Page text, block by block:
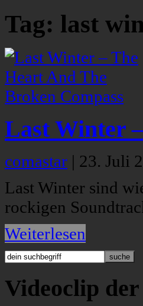
Tag: last
Last Winter
comastar | 23. Juli
Last Winter sind
rockigen
Weiterlesen
Videoclip der